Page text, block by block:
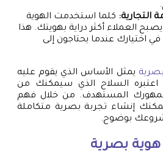
التجارية: كلما استخدمت الهوية
العملاء أكثر دراية بهويتك. هذا
اختيارك عندما يحتاجون إلى
يمثل الأساس الذي يقوم عليه
السلاح الذي سيمكنك من
جمهورك المستهدف. من خلال فهم
إنشاء تجربة بصرية متكاملة
بوضوح.
بصرية